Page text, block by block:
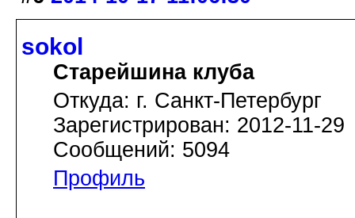
sokol
Старейшина клуба
Откуда: г. Санкт-Петербург
Зарегистрирован: 2012-11-29
Сообщений: 5094
Профиль